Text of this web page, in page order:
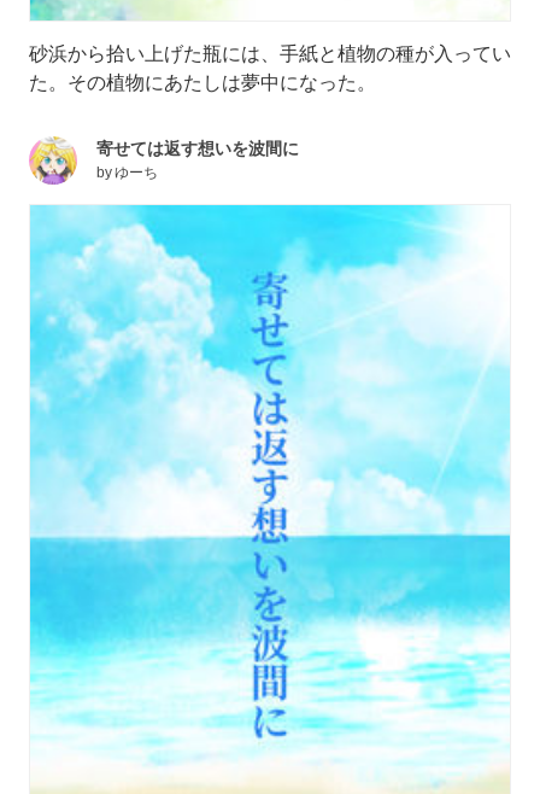
砂浜から拾い上げた瓶には、手紙と植物の種が入ってい
た。その植物にあたしは夢中になった。
寄せては返す想いを波間に
byゆーち